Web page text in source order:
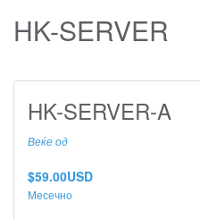
HK-SERVER
HK-SERVER-A
Веќе од
$59.00USD
Месечно